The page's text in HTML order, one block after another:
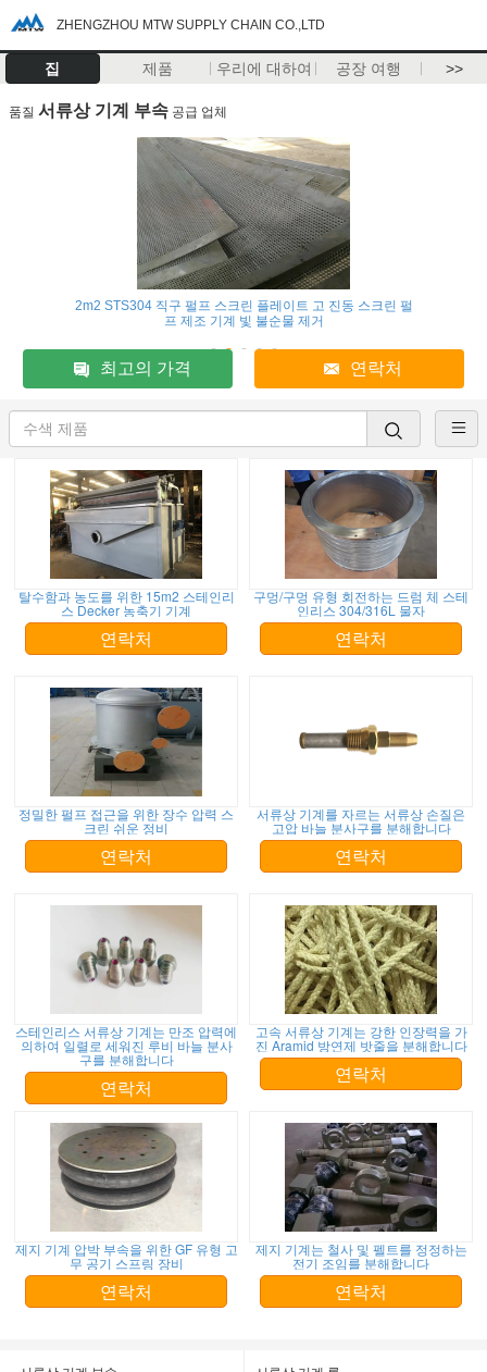
ZHENGZHOU MTW SUPPLY CHAIN CO.,LTD
집 제품 우리에 대하여 공장 여행 >>
품질 서류상 기계 부속 공급 업체
2m2 STS304 직구 펄프 스크린 플레이트 고 진동 스크린 펄
프 제조 기계 빛 불순물 제거
최고의 가격 연락처
탈수함과 농도를 위한 15m2 스테인리
스 Decker 농축기 기계
연락처
구멍/구멍 유형 회전하는 드럼 체 스테
인리스 304/316L 물자
연락처
정밀한 펄프 접근을 위한 장수 압력 스
크린 쉬운 정비
연락처
서류상 기계를 자르는 서류상 손질은
고압 바늘 분사구를 분해합니다
연락처
스테인리스 서류상 기계는 만조 압력에
의하여 일렬로 세워진 루비 바늘 분사
구를 분해합니다
연락처
고속 서류상 기계는 강한 인장력을 가
진 Aramid 방연제 밧줄을 분해합니다
연락처
제지 기계 압박 부속을 위한 GF 유형 고
무 공기 스프링 장비
연락처
제지 기계는 철사 및 펠트를 정정하는
전기 조임를 분해합니다
연락처